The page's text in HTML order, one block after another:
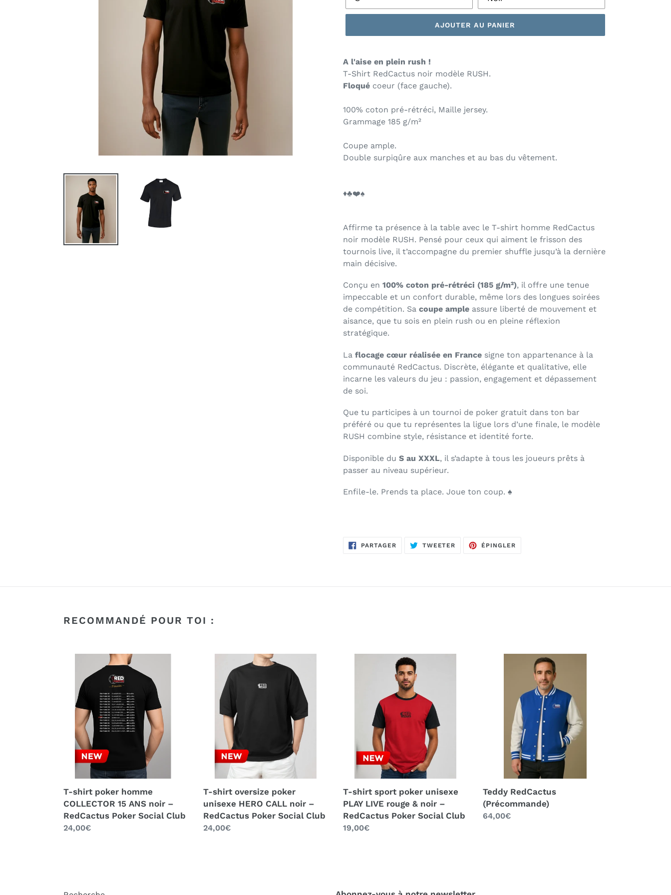
AJOUTER AU PANIER
A l'aise en plein rush !
T-Shirt RedCactus noir modèle RUSH.
Floqué coeur (face gauche).
100% coton pré-rétréci, Maille jersey.
Grammage 185 g/m²
Coupe ample.
Double surpiqûre aux manches et au bas du vêtement.
♦️♣️❤️♠️
Affirme ta présence à la table avec le T-shirt homme RedCactus
noir modèle RUSH. Pensé pour ceux qui aiment le frisson des
tournois live, il t’accompagne du premier shuffle jusqu’à la dernière
main décisive.
Conçu en 100% coton pré-rétréci (185 g/m²), il offre une tenue
impeccable et un confort durable, même lors des longues soirées
de compétition. Sa coupe ample assure liberté de mouvement et
aisance, que tu sois en plein rush ou en pleine réflexion
stratégique.
La flocage cœur réalisée en France signe ton appartenance à la
communauté RedCactus. Discrète, élégante et qualitative, elle
incarne les valeurs du jeu : passion, engagement et dépassement
de soi.
Que tu participes à un tournoi de poker gratuit dans ton bar
préféré ou que tu représentes la ligue lors d’une finale, le modèle
RUSH combine style, résistance et identité forte.
Disponible du S au XXXL, il s’adapte à tous les joueurs prêts à
passer au niveau supérieur.
Enfile-le. Prends ta place. Joue ton coup. ♠️
PARTAGERPARTAGERTWEETER TWEETERÉPINGLER
RECOMMANDÉ POUR TOI :
poker
homme
COLLECTOR
ANS
noir
RedCactus
Poker
Social
Club
T-shirt poker homme
COLLECTOR 15 ANS noir –
RedCactus Poker Social Club
Prix
24,00€
oversize
poker
HERO
noir
RedCactus
Poker
Social
Club
T-shirt oversize poker
unisexe HERO CALL noir –
RedCactus Poker Social Club
Prix
24,00€
rouge
noir
RedCactus
Poker
Social
Club
T-shirt sport poker unisexe
PLAY LIVE rouge & noir –
RedCactus Poker Social Club
Prix
19,00€
(Précommande)
Teddy RedCactus
(Précommande)
Prix
64,00€